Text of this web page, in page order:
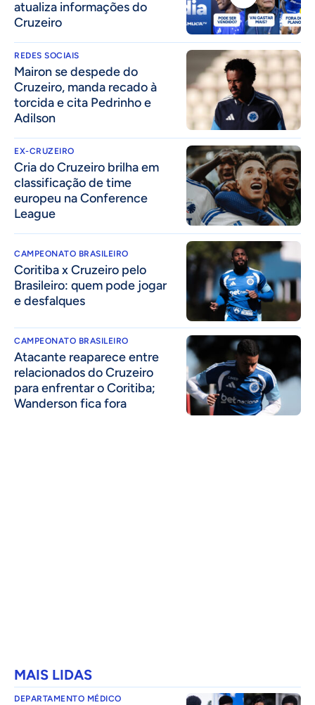
atualiza informações do
Cruzeiro
REDES SOCIAIS
Mairon se despede do
Cruzeiro, manda recado à
torcida e cita Pedrinho e
Adilson
EX-CRUZEIRO
Cria do Cruzeiro brilha em
classificação de time
europeu na Conference
League
CAMPEONATO BRASILEIRO
Coritiba x Cruzeiro pelo
Brasileiro: quem pode jogar
e desfalques
CAMPEONATO BRASILEIRO
Atacante reaparece entre
relacionados do Cruzeiro
para enfrentar o Coritiba;
Wanderson fica fora
MAIS LIDAS
DEPARTAMENTO MÉDICO